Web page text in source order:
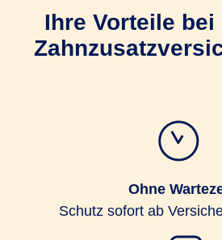
Ihre Vorteile bei
Ohne
Schutz sofort ab